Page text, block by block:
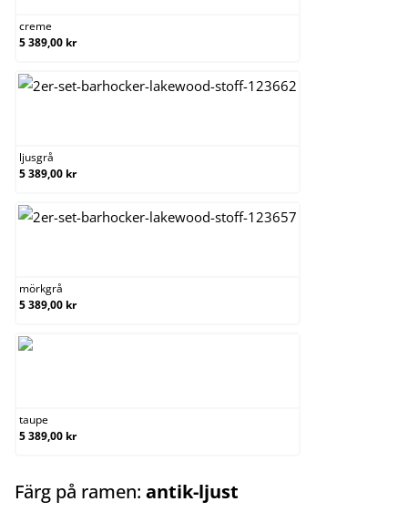
creme
5 389,00 kr
ljusgrå
5 389,00 kr
mörkgrå
5 389,00 kr
taupe
5 389,00 kr
Färg på ramen: antik-ljust